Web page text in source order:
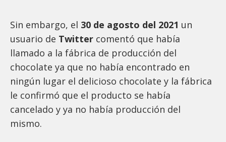
Sin embargo, el 30 de agosto del 2021 un
usuario de Twitter comentó que había
llamado a la fábrica de producción del
chocolate ya que no había encontrado en
ningún lugar el delicioso chocolate y la fábrica
le confirmó que el producto se había
cancelado y ya no había producción del
mismo.